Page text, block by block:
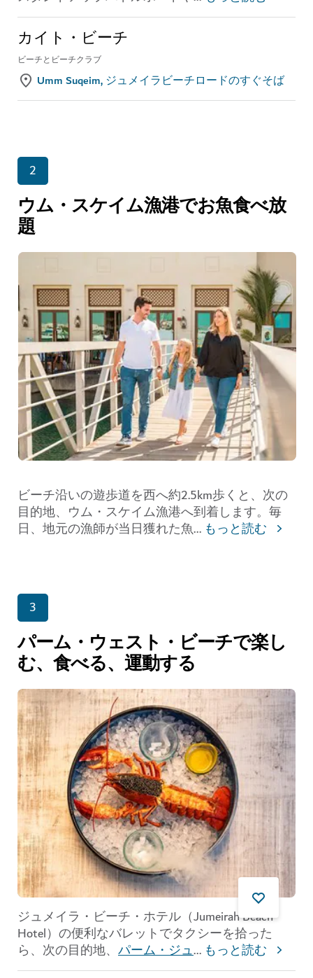
カイト・ビーチ
ビーチとビーチクラブ
Umm Suqeim, ジュメイラビーチロードのすぐそば
2
ウム・スケイム漁港でお魚食べ放
題
ビーチ沿いの遊歩道を西へ約2.5km歩くと、次の
目的地、ウム・スケイム漁港へ到着します。毎
日、地元の漁師が当日獲れた魚... もっと読む
3
パーム・ウェスト・ビーチで楽し
む、食べる、運動する
ジュメイラ・ビーチ・ホテル（Jumeirah Beach
Hotel）の便利なバレットでタクシーを拾った
ら、次の目的地、 パーム・ジュ... もっと読む